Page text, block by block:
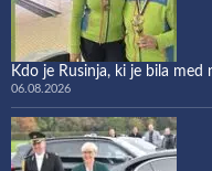
Kdo je Rusinja, ki je bila
06.08.2026